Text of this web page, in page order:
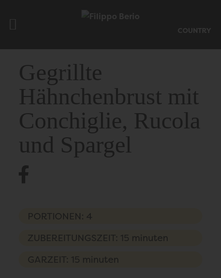
Gegrillte
Hähnchenbrust mit
Conchiglie, Rucola
und Spargel
PORTIONEN: 4
ZUBEREITUNGSZEIT: 15 minuten
GARZEIT: 15 minuten
COUNTRY